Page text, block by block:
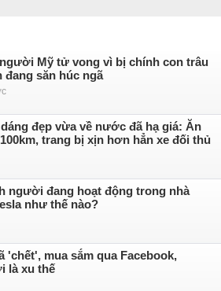
Mỹ tử vong vì bị chính con trâu
đang săn húc ngã
đẹp vừa về nước đã hạ giá: Ăn
trang bị xịn hơn hẳn xe đối thủ
người đang hoạt động trong nhà
như thế nào?
'chết', mua sắm qua Facebook,
là xu thế